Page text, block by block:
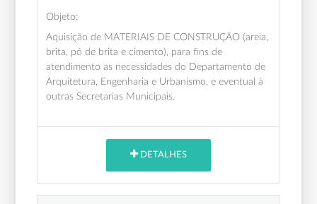
Objeto:
Aquisição de MATERIAIS DE CONSTRUÇÃO (areia,
brita, pó de brita e cimento), para fins de
atendimento as necessidades do Departamento de
Arquitetura, Engenharia e Urbanismo, e eventual à
outras Secretarias Municipais.
DETALHES